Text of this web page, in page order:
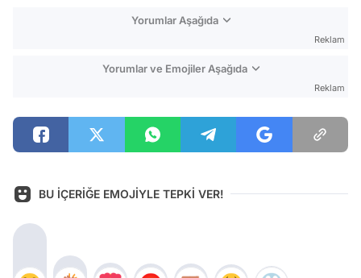
Yorumlar Aşağıda
Reklam
Yorumlar ve Emojiler Aşağıda
Reklam
BU İÇERİĞE EMOJİYLE TEPKİ VER!